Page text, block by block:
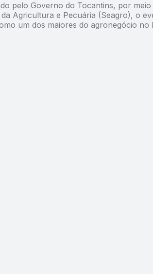
pelo Governo do Tocantins, por
da Agricultura e Pecuária (Seagro), o
um dos maiores do agronegócio